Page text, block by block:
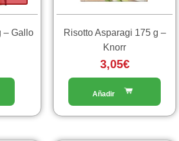
– Gallo
Risotto Asparagi 175 g –
Knorr
3,05€